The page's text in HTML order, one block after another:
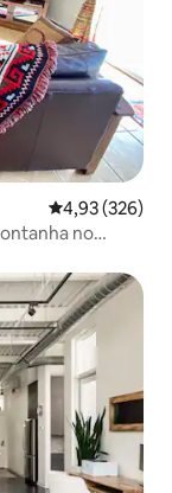
4,93 de uma
4,93 (326)
no